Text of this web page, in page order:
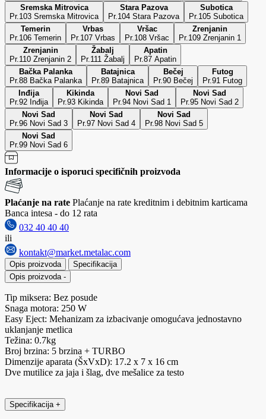
Sremska Mitrovica
Pr.103 Sremska Mitrovica
Stara Pazova
Pr.104 Stara Pazova
Subotica
Pr.105 Subotica
Temerin
Pr.106 Temerin
Vrbas
Pr.107 Vrbas
Vršac
Pr.108 Vršac
Zrenjanin
Pr.109 Zrenjanin 1
Zrenjanin
Pr.110 Zrenjanin 2
Žabalj
Pr.111 Žabalj
Apatin
Pr.87 Apatin
Bačka Palanka
Pr.88 Bačka Palanka
Batajnica
Pr.89 Batajnica
Bečej
Pr.90 Bečej
Futog
Pr.91 Futog
Inđija
Pr.92 Inđija
Kikinda
Pr.93 Kikinda
Novi Sad
Pr.94 Novi Sad 1
Novi Sad
Pr.95 Novi Sad 2
Novi Sad
Pr.96 Novi Sad 3
Novi Sad
Pr.97 Novi Sad 4
Novi Sad
Pr.98 Novi Sad 5
Novi Sad
Pr.99 Novi Sad 6
Informacije o isporuci specifičnih proizvoda
Plaćanje na rate Plaćanje na rate kreditnim i debitnim karticama
Banca intesa - do 12 rata
032 40 40 40
ili
kontakt@market.metalac.com
Opis proizvoda
Specifikacija
Opis proizvoda -
Tip miksera: Bez posude
Snaga motora: 250 W
Easy Eject: Mehanizam za izbacivanje omogućava jednostavno
uklanjanje metlica
Težina: 0.7kg
Broj brzina: 5 brzina + TURBO
Dimenzije aparata (ŠxVxD): 17.2 x 7 x 16 cm
Dve mutilice za jaja i šlag, dve mešalice za testo
Specifikacija +